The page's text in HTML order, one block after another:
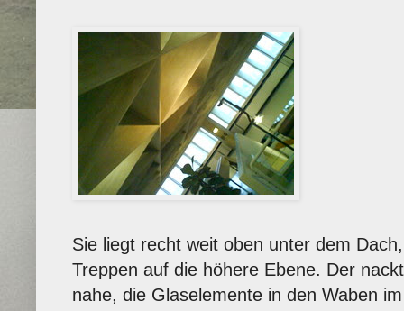
Sie liegt recht weit oben unter dem
Treppen auf die höhere Ebene. Der
nahe, die Glaselemente in den Waben